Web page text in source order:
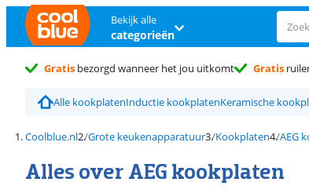
Bekijk alle
categorieën
Gratis bezorgd wanneer het jou uitkomt Gratis
Alle kookplatenInductie kookplatenKeramische
Coolblue.nl Grote keukenapparatuur Kookplaten AEG
Alles over AEG kookplaten